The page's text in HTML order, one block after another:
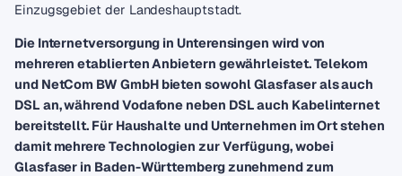
Einzugsgebiet der Landeshauptstadt.
Die Internetversorgung in Unterensingen wird von
mehreren etablierten Anbietern gewährleistet. Telekom
und NetCom BW GmbH bieten sowohl Glasfaser als auch
DSL an, während Vodafone neben DSL auch Kabelinternet
bereitstellt. Für Haushalte und Unternehmen im Ort stehen
damit mehrere Technologien zur Verfügung, wobei
Glasfaser in Baden-Württemberg zunehmend zum